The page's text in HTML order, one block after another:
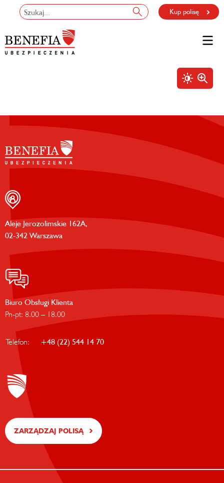
Kup polisę
Aleje Jerozolimskie 162A,
02-342 Warszawa
Biuro Obsługi Klienta
Pn-pt: 8.00 – 18.00
Telefon: +48 (22) 544 14 70
ZARZĄDZAJ POLISĄ